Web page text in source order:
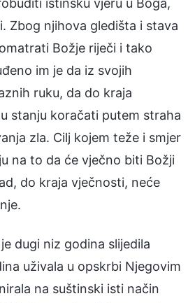
Zbog njihova gledišta i stava
Božje riječi i tako
im je da iz svojih
ruku, da do kraja
stanju koračati putem straha
zla. Cilj kojem teže i smjer
na to da će vječno biti Božji
do kraja vječnosti, neće
dugi niz godina slijedila
uživala u opskrbi Njegovim
na suštinski isti način